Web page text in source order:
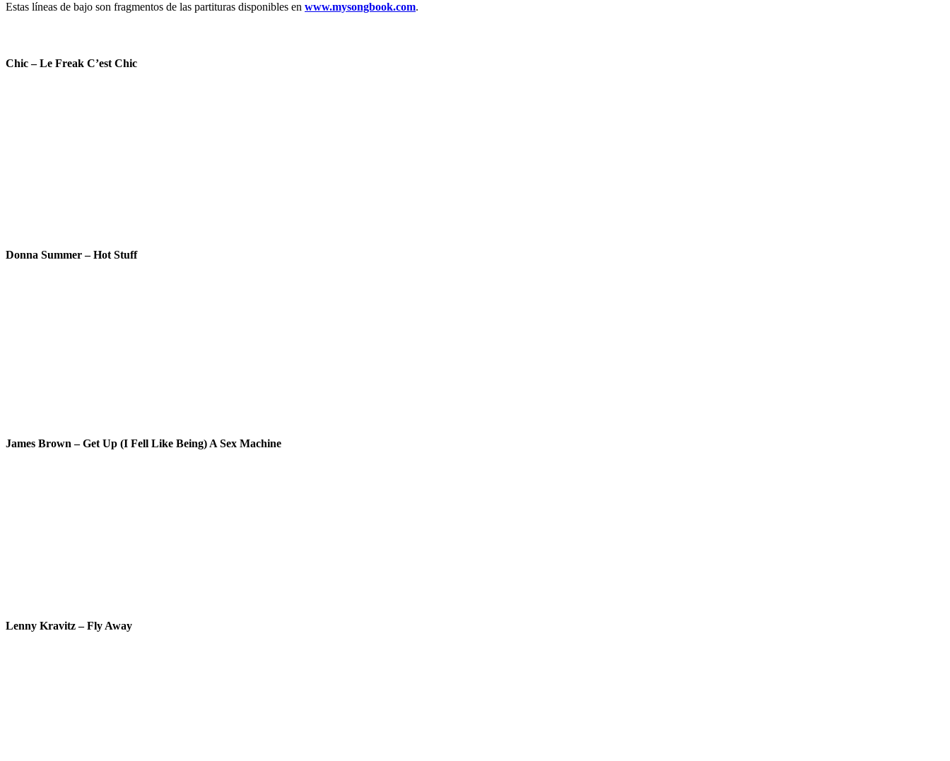
Estas líneas de bajo son fragmentos de las partituras disponibles en www.mysongbook.com.
Chic – Le Freak C’est Chic
Donna Summer – Hot Stuff
James Brown – Get Up (I Fell Like Being) A Sex Machine
Lenny Kravitz – Fly Away